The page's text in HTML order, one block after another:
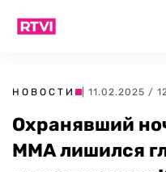
НОВОСТИ | 11.02.2025 /
Охранявший
ММА лишился